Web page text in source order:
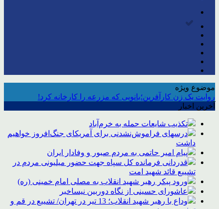
موضوع ویژه
روایت یک زن کارآفرین؛بانویی که مزرعه را کارخانه کرد!
آخرین اخبار
تکذیب شایعات حمله به خرم‌آباد
درسهای فراموش‌نشدنی برای آمریکای جنگ‌افروز خواهیم
داشت
پیام امیر حاتمی به مردم صبور و وفادار ایران
قدردانی فرمانده کل سپاه جهت حضور میلیونی مردم در
تشییع قائد شهید امت
ورود پیکر رهبر شهید انقلاب به مصلی امام خمینی (ره)
عاشورای حسینی از نگاه دوربین نیساخبر
وداع با رهبر شهید انقلاب؛ 13 تیر در تهران/ تشییع در قم و